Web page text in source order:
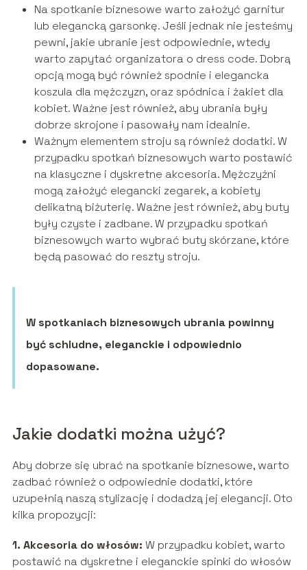
Na spotkanie biznesowe warto założyć garnitur
lub elegancką garsonkę. Jeśli jednak nie jesteśmy
pewni, jakie ubranie jest odpowiednie, wtedy
warto zapytać organizatora o dress code. Dobrą
opcją mogą być również spodnie i elegancka
koszula dla mężczyzn, oraz spódnica i żakiet dla
kobiet. Ważne jest również, aby ubrania były
dobrze skrojone i pasowały nam idealnie.
Ważnym elementem stroju są również dodatki. W
przypadku spotkań biznesowych warto postawić
na klasyczne i dyskretne akcesoria. Mężczyźni
mogą założyć elegancki zegarek, a kobiety
delikatną biżuterię. Ważne jest również, aby buty
były czyste i zadbane. W przypadku spotkań
biznesowych warto wybrać buty skórzane, które
będą pasować do reszty stroju.
W spotkaniach biznesowych ubrania powinny
być schludne, eleganckie i odpowiednio
dopasowane.
Jakie dodatki można użyć?
Aby dobrze się ubrać na spotkanie biznesowe, warto
zadbać również o odpowiednie dodatki, które
uzupełnią naszą stylizację i dodadzą jej elegancji. Oto
kilka propozycji:
1. Akcesoria do włosów: W przypadku kobiet, warto
postawić na dyskretne i eleganckie spinki do włosów